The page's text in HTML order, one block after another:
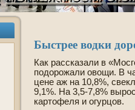
Быстрее водки
Как рассказали в
подорожали овощи. В
цене аж на 10,8%,
9,1%. На 3,5-7,8%
картофеля и огурцов.